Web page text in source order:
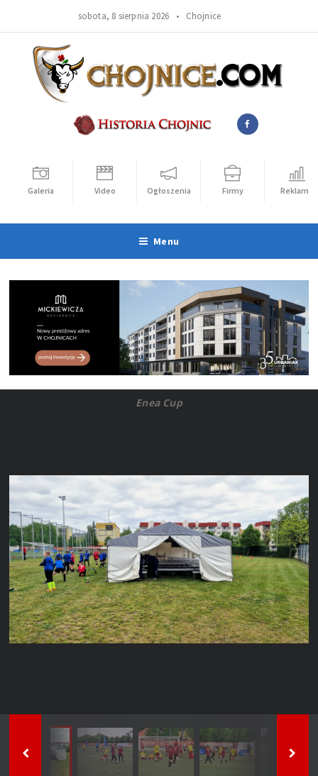
sobota, 8 sierpnia 2026 • Chojnice
Galeria Video Ogłoszenia Firmy Reklama
Menu
Enea Cup